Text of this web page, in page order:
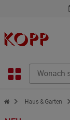
Zur Startseite des Kopp
Haus & Garten